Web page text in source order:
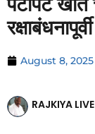
August 8, 2025
RAJKIYA LIVE